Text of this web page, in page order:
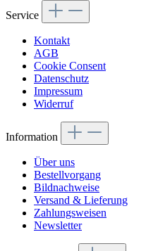
Service
Kontakt
AGB
Cookie Consent
Datenschutz
Impressum
Widerruf
Information
Über uns
Bestellvorgang
Bildnachweise
Versand & Lieferung
Zahlungsweisen
Newsletter